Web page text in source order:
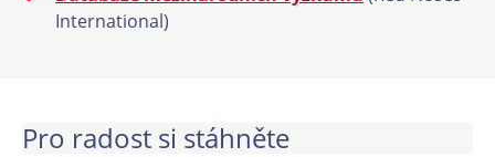
International)
Pro radost si stáhněte